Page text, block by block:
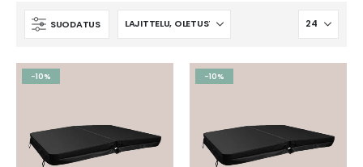
SUODATUS
-10% -10%